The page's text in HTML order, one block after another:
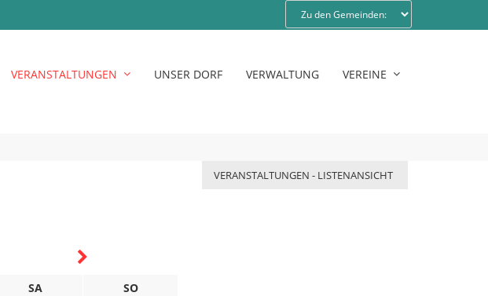
VERANSTALTUNGEN UNSER DORF VERWALTUNG VEREINE
SA SO
VERANSTALTUNGEN - LISTENANSICHT